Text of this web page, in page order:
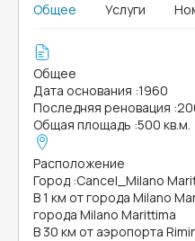
Общее Услуги
Общее
Дата основания :1960
Последняя реновация :
Общая площадь :500 кв.м.
Расположение
Город :Cancel_Milano
В 1 км от города Milano
города Milano Marittima
В 30 км от аэропорта